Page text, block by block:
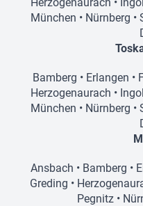
München • Nürnberg •
Bamberg • Erlangen •
Herzogenaurach •
München • Nürnberg •
Ansbach • Bamberg •
Greding •
Pegnitz•